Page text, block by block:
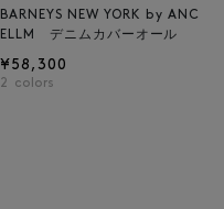
BARNEYS NEW YORK by ANC
ELLM デニムカバーオール
¥58,300
2 colors